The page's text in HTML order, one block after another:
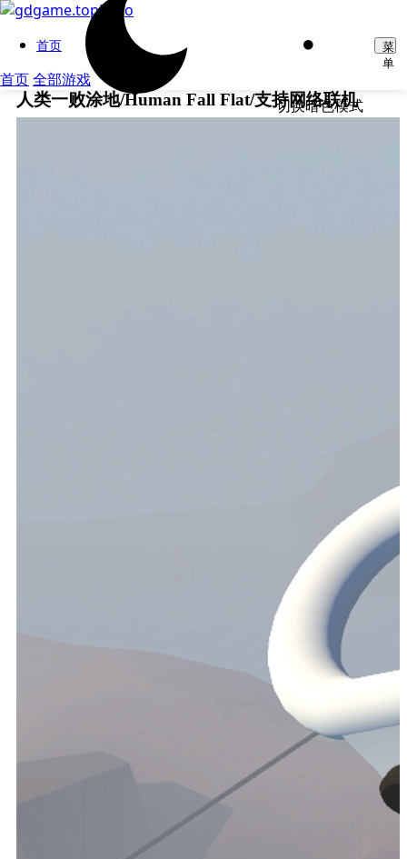
首页
首页全部游戏
切换暗色模式
菜
单
人类一败涂地/Human Fall Flat/支持网络联机